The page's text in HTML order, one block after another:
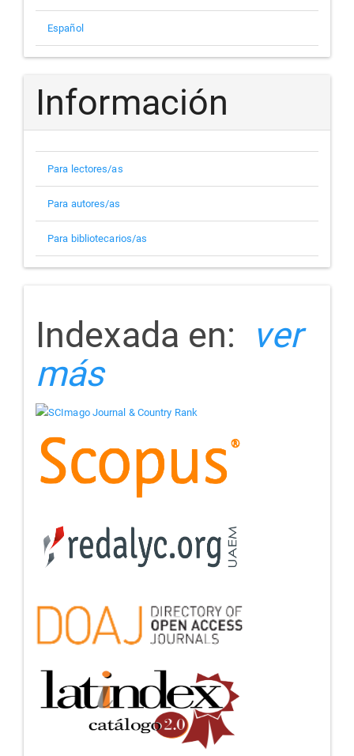
Español
Información
Para lectores/as
Para autores/as
Para bibliotecarios/as
indizada
Indexada en: ver
más